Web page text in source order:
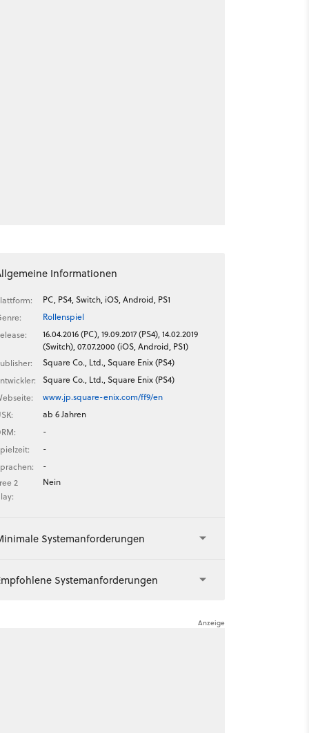
Informationen
PC, PS4, Switch, iOS, Android, PS1
Rollenspiel
16.04.2016 (PC), 19.09.2017 (PS4), 14.02.2019
(Switch), 07.07.2000 (iOS, Android, PS1)
Square Co., Ltd., Square Enix (PS4)
Square Co., Ltd., Square Enix (PS4)
www.jp.square-enix.com/ff9/en
ab 6 Jahren
-
-
-
2
Nein
Systemanforderungen
Systemanforderungen